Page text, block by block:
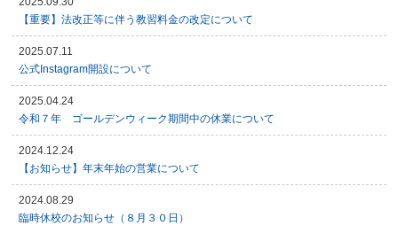
【重要】法改正等に伴う教習料金の改定について
2025.07.11
公式Instagram開設について
2025.04.24
令和７年 ゴールデンウィーク期間中の休業について
2024.12.24
【お知らせ】年末年始の営業について
2024.08.29
臨時休校のお知らせ（８月３０日）